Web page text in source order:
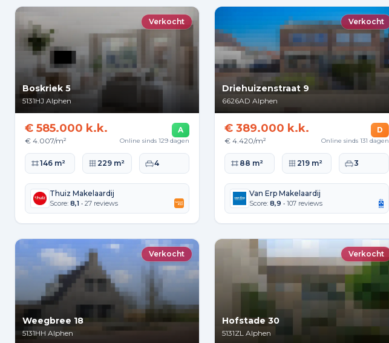
Verkocht
Boskriek 5
5131HJ Alphen
€ 585.000 k.k.
€ 4.007/m²
A
Online sinds 129 dagen
Woonoppervlakte
146 m² Perceeloppervlakte
229 m² Slaapkamers
4
Thuiz Makelaardij
Score: 8,1 • 27 reviews
Verkocht
Driehuizenstraat 9
6626AD Alphen
€ 389.000 k.k.
€ 4.420/m²
D
Online sinds 131 dagen
Woonoppervlakte
88 m² Perceeloppervlakte
219 m² Slaapkamers
3
Van Erp Makelaardij
Score: 8,9 • 107 reviews
Verkocht
Weegbree 18
5131HH Alphen
Verkocht
Hofstade 30
5131ZL Alphen